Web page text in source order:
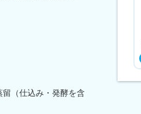
（仕込み・発酵を含